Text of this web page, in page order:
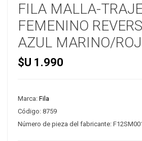
FILA MALLA-
FEMENINO
AZUL MARINO/
$U 1.990
Marca: Fila
Código: 8759
Número de pieza del fabricante: